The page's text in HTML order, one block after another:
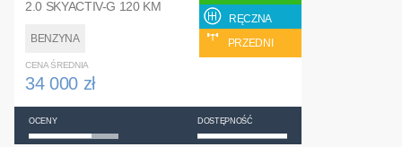
2.0 SKYACTIV-G 120 KM
BENZYNA
RĘCZNA
PRZEDNI
CENA ŚREDNIA
34 000 zł
OCENY DOSTĘPNOŚĆ